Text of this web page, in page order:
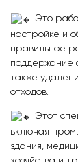
Это
настройке и
правильное
поддержание
также
отходов.
Этот
включая
здания,